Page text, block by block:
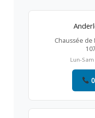
Chaussée de
Lun-